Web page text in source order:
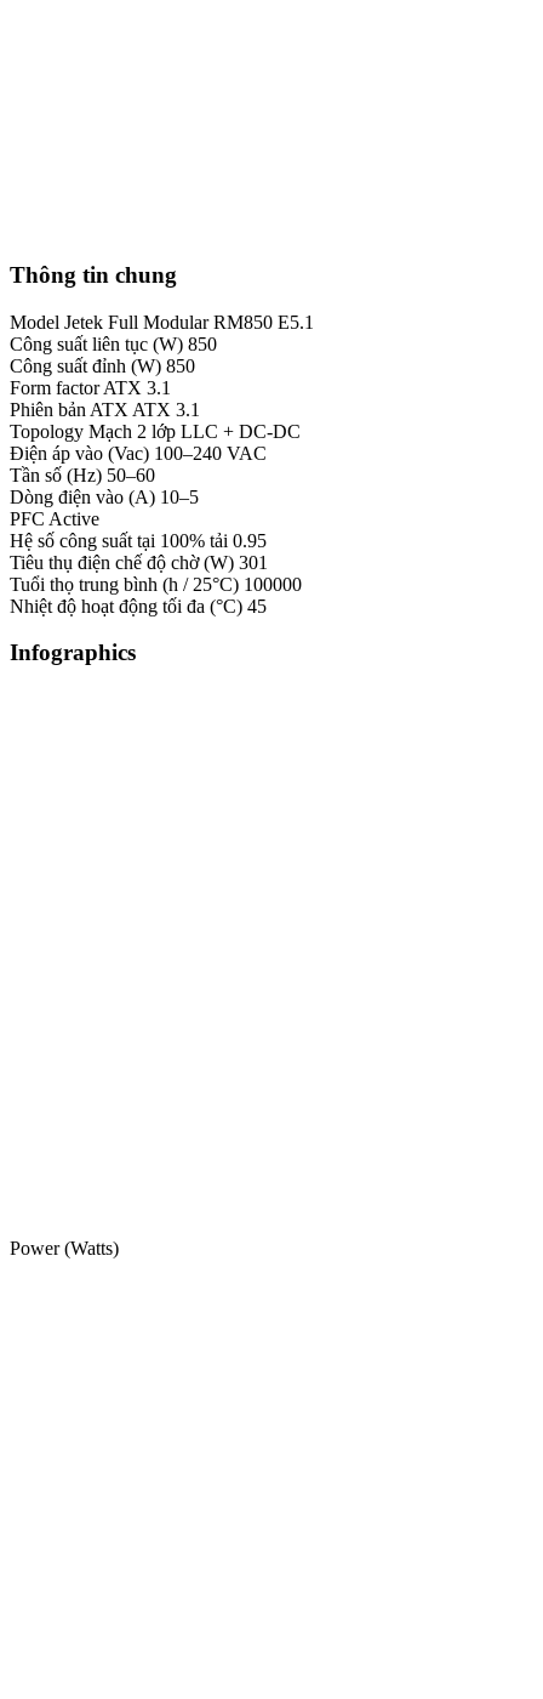
Thông tin chung
Model Jetek Full Modular RM850 E5.1
Công suất liên tục (W) 850
Công suất đỉnh (W) 850
Form factor ATX 3.1
Phiên bản ATX ATX 3.1
Topology Mạch 2 lớp LLC + DC-DC
Điện áp vào (Vac) 100–240 VAC
Tần số (Hz) 50–60
Dòng điện vào (A) 10–5
PFC Active
Hệ số công suất tại 100% tải 0.95
Tiêu thụ điện chế độ chờ (W) 301
Tuổi thọ trung bình (h / 25°C) 100000
Nhiệt độ hoạt động tối đa (°C) 45
Infographics
Power (Watts)